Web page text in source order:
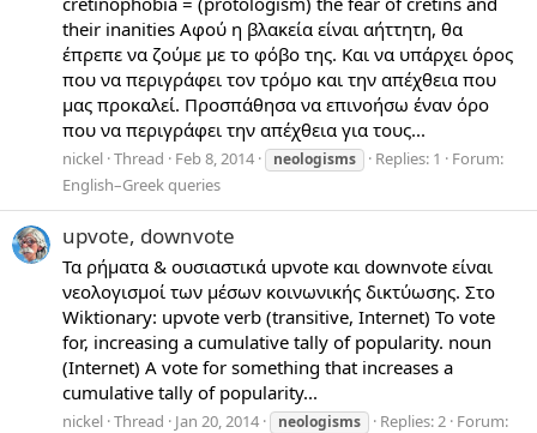
their inanities Αφού η βλακεία είναι αήττητη, θα
έπρεπε να ζούμε με το φόβο της. Και να υπάρχει όρος
που να περιγράφει τον τρόμο και την απέχθεια που
μας προκαλεί. Προσπάθησα να επινοήσω έναν όρο
που να περιγράφει την απέχθεια για τους...
nickel Thread Feb 8, 2014 neologisms Replies: 1
Forum:
English–Greek queries
upvote, downvote
Τα ρήματα & ουσιαστικά upvote και downvote είναι
νεολογισμοί των μέσων κοινωνικής δικτύωσης. Στο
Wiktionary: upvote verb (transitive, Internet) To vote
for, increasing a cumulative tally of popularity. noun
(Internet) A vote for something that increases a
cumulative tally of popularity...
nickel Thread Jan 20, 2014 neologisms Replies: 2 Forum: